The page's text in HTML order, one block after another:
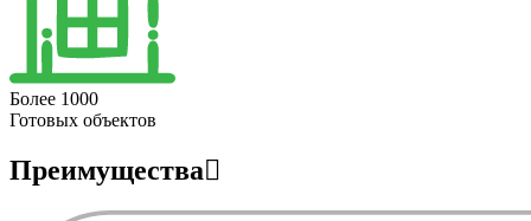
Более 1000
Готовых объектов
Преимущества